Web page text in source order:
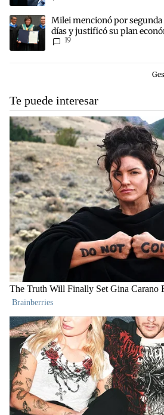
Un artículo de tendencia con el título
Milei mencionó por segunda
días y justificó su plan
escenario posible”
19